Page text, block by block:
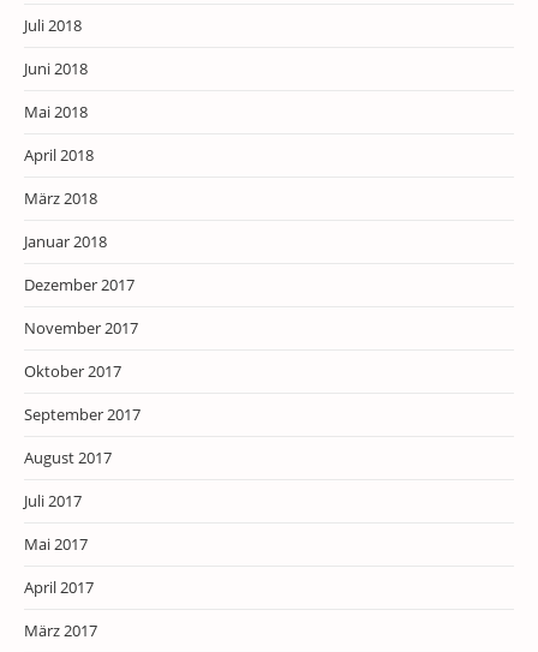
Juli 2018
Juni 2018
Mai 2018
April 2018
März 2018
Januar 2018
Dezember 2017
November 2017
Oktober 2017
September 2017
August 2017
Juli 2017
Mai 2017
April 2017
März 2017